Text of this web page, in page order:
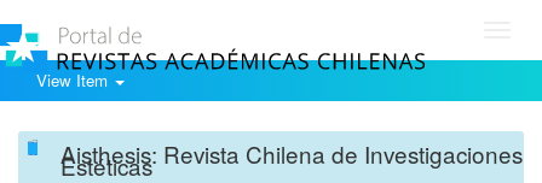
View Item
Aisthesis: Revista Chilena de Investigaciones
Estéticas